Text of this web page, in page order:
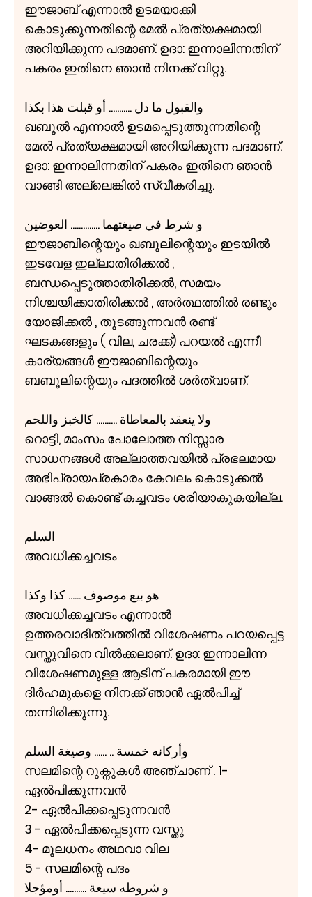
ഈജാബ് എന്നാൽ ഉടമയാക്കി
കൊടുക്കുന്നതിന്റെ മേൽ പ്രത്യക്ഷമായി
അറിയിക്കുന്ന പദമാണ്. ഉദാ: ഇന്നാലിന്നതിന്
പകരം ഇതിനെ ഞാൻ നിനക്ക് വിറ്റു.
والقبول ما دل ........... أو قبلت هذا بكذا
ഖബൂൽ എന്നാൽ ഉടമപ്പെടുത്തുന്നതിന്റെ
മേൽ പ്രത്യക്ഷമായി അറിയിക്കുന്ന പദമാണ്.
ഉദാ: ഇന്നാലിന്നതിന് പകരം ഇതിനെ ഞാൻ
വാങ്ങി അല്ലെങ്കിൽ സ്വീകരിച്ചു.
و شرط في صيغتهما .............. العوضين
ഈജാബിന്റെയും ഖബൂലിന്റെയും ഇടയിൽ
ഇടവേള ഇല്ലാതിരിക്കൽ ,
ബന്ധപ്പെടുത്താതിരിക്കൽ, സമയം
നിശ്ചയിക്കാതിരിക്കൽ , അർത്ഥത്തിൽ രണ്ടും
യോജിക്കൽ , തുടങ്ങുന്നവൻ രണ്ട്
ഘടകങ്ങളും ( വില, ചരക്ക്) പറയൽ എന്നീ
കാര്യങ്ങൾ ഈജാബിന്റെയും
ബബൂലിന്റെയും പദത്തിൽ ശർത്വാണ്.
ولا ينعقد بالمعاطاة .......... كالخبز واللحم
റൊട്ടി, മാംസം പോലോത്ത നിസ്സാര
സാധനങ്ങൾ അല്ലാത്തവയിൽ പ്രഭലമായ
അഭിപ്രായപ്രകാരം കേവലം കൊടുക്കൽ
വാങ്ങൽ കൊണ്ട് കച്ചവടം ശരിയാകുകയില്ല.
السلم
അവധിക്കച്ചവടം
هو بيع موصوف ...... كذا وكذا
അവധിക്കച്ചവടം എന്നാൽ
ഉത്തരവാദിത്വത്തിൽ വിശേഷണം പറയപ്പെട്ട
വസ്തുവിനെ വിൽക്കലാണ്. ഉദാ: ഇന്നാലിന്ന
വിശേഷണമുള്ള ആടിന് പകരമായി ഈ
ദിർഹമുകളെ നിനക്ക് ഞാൻ ഏൽപിച്ച്
തന്നിരിക്കുന്നു.
وأركانه خمسة .. ...... وصيغة السلم
സലമിന്റെ റുക്നുകൾ അഞ്ചാണ് . 1-
ഏൽപിക്കുന്നവൻ
2- ഏൽപിക്കപ്പെടുന്നവൻ
3 - ഏൽപിക്കപ്പെടുന്ന വസ്തു
4- മൂലധനം അഥവാ വില
5 - സലമിന്റെ പദം
و شروطه سيعة .......... أومؤجلا